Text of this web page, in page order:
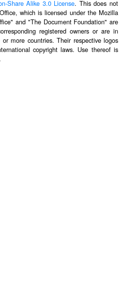
Share Alike 3.0 License. This does not
which is licensed under the Mozilla
and "The Document Foundation" are
registered owners or are in
more countries. Their respective logos
copyright laws. Use thereof is